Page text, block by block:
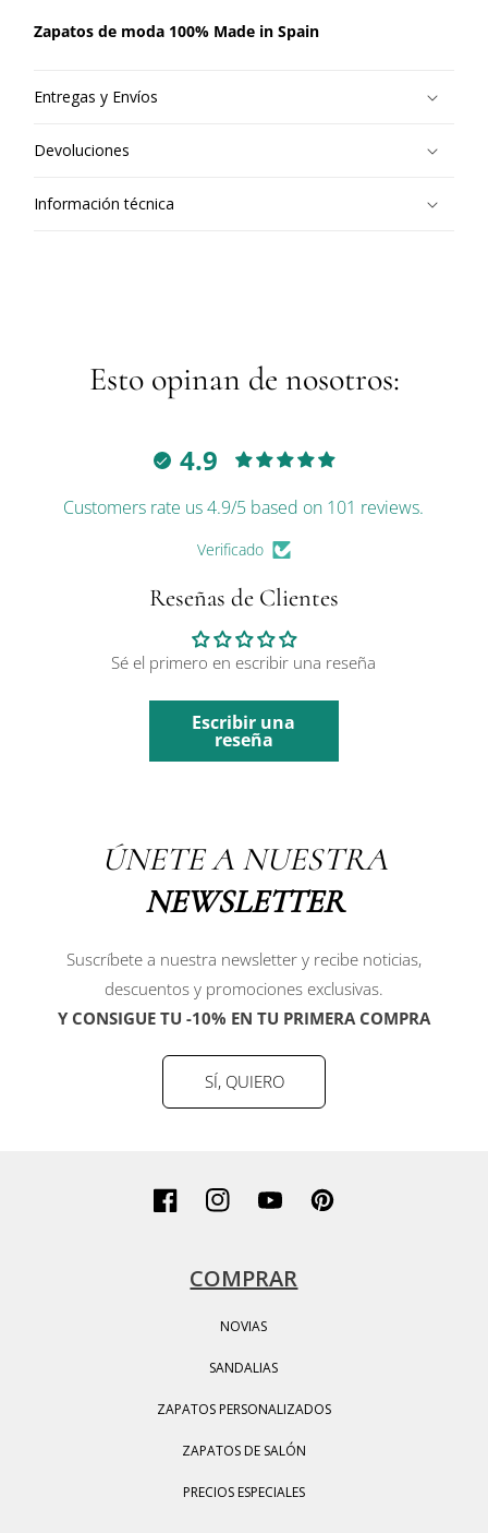
Zapatos de moda 100% Made in Spain
Entregas y Envíos
Devoluciones
Información técnica
Esto opinan de nosotros:
4.9
Customers rate us 4.9/5 based on 101 reviews.
Verificado
Reseñas de Clientes
Sé el primero en escribir una reseña
Escribir una
reseña
ÚNETE A NUESTRA
NEWSLETTER
Suscríbete a nuestra newsletter y recibe noticias,
descuentos y promociones exclusivas.
Y CONSIGUE TU -10% EN TU PRIMERA COMPRA
SÍ, QUIERO
FacebookInstagramYouTubePinterest
COMPRAR
NOVIAS
SANDALIAS
ZAPATOS PERSONALIZADOS
ZAPATOS DE SALÓN
PRECIOS ESPECIALES